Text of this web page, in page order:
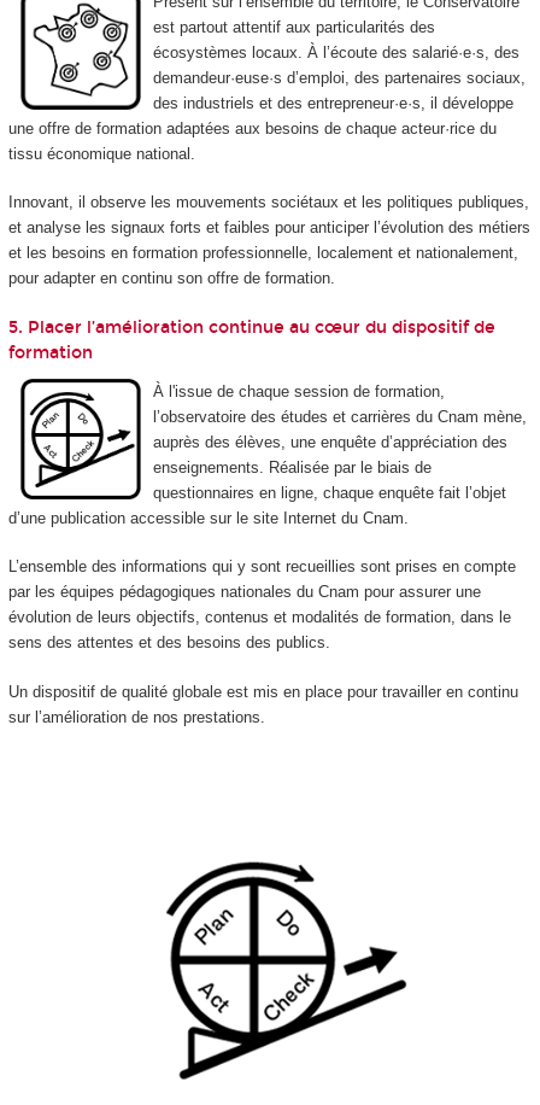
est partout attentif aux particularités des
écosystèmes locaux. À l’écoute des salarié·e·s, des
demandeur·euse·s d’emploi, des partenaires sociaux,
des industriels et des entrepreneur·e·s, il développe
une offre de formation adaptées aux besoins de chaque acteur·rice du
tissu économique national.
Innovant, il observe les mouvements sociétaux et les politiques publiques,
et analyse les signaux forts et faibles pour anticiper l’évolution des métiers
et les besoins en formation professionnelle, localement et nationalement,
pour adapter en continu son offre de formation.
5. Placer l’amélioration continue au cœur du dispositif de
formation
À l'issue de chaque session de formation,
l’observatoire des études et carrières du Cnam mène,
auprès des élèves, une enquête d’appréciation des
enseignements. Réalisée par le biais de
questionnaires en ligne, chaque enquête fait l’objet
d’une publication accessible sur le site Internet du Cnam.
L’ensemble des informations qui y sont recueillies sont prises en compte
par les équipes pédagogiques nationales du Cnam pour assurer une
évolution de leurs objectifs, contenus et modalités de formation, dans le
sens des attentes et des besoins des publics.
Un dispositif de qualité globale est mis en place pour travailler en continu
sur l’amélioration de nos prestations.